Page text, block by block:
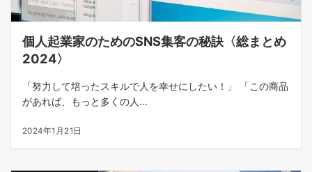
個人起業家のためのSNS集客の秘訣〈総まとめ
2024〉
「努力して培ったスキルで人を幸せにしたい！」 「この商品
があれば、もっと多くの人...
2024年1月21日